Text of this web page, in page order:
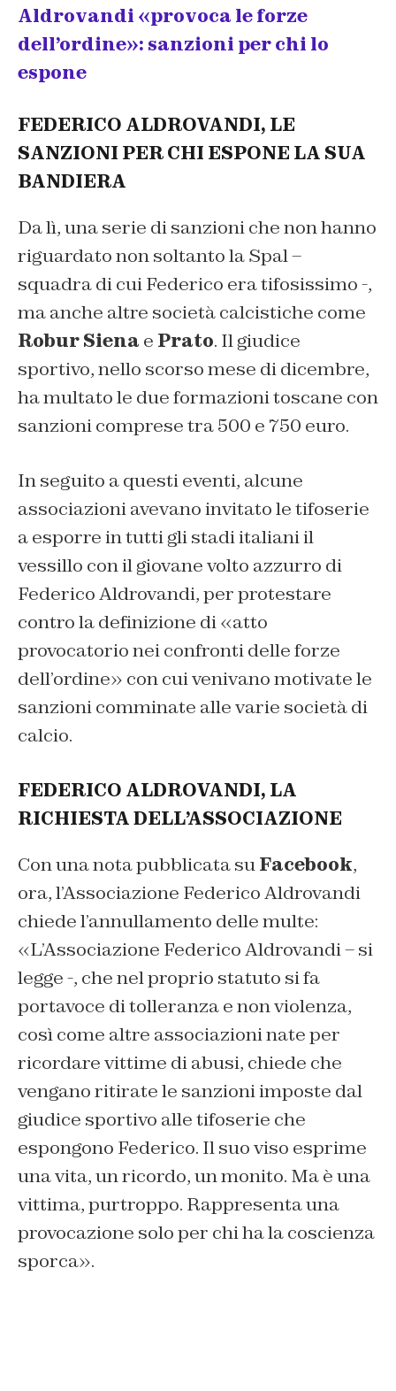
Aldrovandi «provoca le forze
dell’ordine»: sanzioni per chi lo
espone
FEDERICO ALDROVANDI, LE
SANZIONI PER CHI ESPONE LA SUA
BANDIERA
Da lì, una serie di sanzioni che non hanno
riguardato non soltanto la Spal –
squadra di cui Federico era tifosissimo -,
ma anche altre società calcistiche come
Robur Siena e Prato. Il giudice
sportivo, nello scorso mese di dicembre,
ha multato le due formazioni toscane con
sanzioni comprese tra 500 e 750 euro.
In seguito a questi eventi, alcune
associazioni avevano invitato le tifoserie
a esporre in tutti gli stadi italiani il
vessillo con il giovane volto azzurro di
Federico Aldrovandi, per protestare
contro la definizione di «atto
provocatorio nei confronti delle forze
dell’ordine» con cui venivano motivate le
sanzioni comminate alle varie società di
calcio.
FEDERICO ALDROVANDI, LA
RICHIESTA DELL’ASSOCIAZIONE
Con una nota pubblicata suFacebook,
ora, l’Associazione Federico Aldrovandi
chiede l’annullamento delle multe:
«L’Associazione Federico Aldrovandi – si
legge -, che nel proprio statuto si fa
portavoce di tolleranza e non violenza,
così come altre associazioni nate per
ricordare vittime di abusi, chiede che
vengano ritirate le sanzioni imposte dal
giudice sportivo alle tifoserie che
espongono Federico. Il suo viso esprime
una vita, un ricordo, un monito. Ma è una
vittima, purtroppo. Rappresenta una
provocazione solo per chi ha la coscienza
sporca».